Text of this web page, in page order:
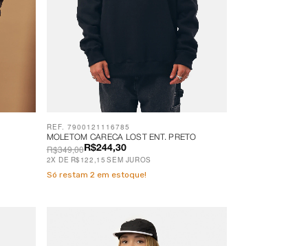
MOLETOM CARECA LOST ENT. PRETO
R$244,30
R$349,00
2X DE R$122,15 SEM JUROS
REF. 7900121116785
Só restam 2 em estoque!